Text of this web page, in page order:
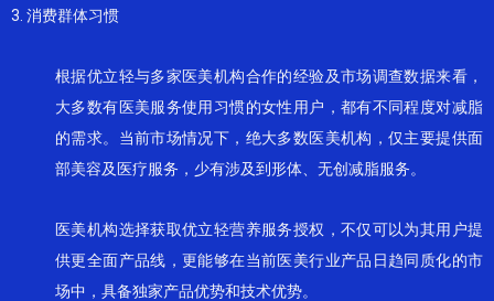
3. 消费群体习惯
根据优立轻与多家医美机构合作的经验及市场调查数据来看，
大多数有医美服务使用习惯的女性用户，都有不同程度对减脂
的需求。当前市场情况下，绝大多数医美机构，仅主要提供面
部美容及医疗服务，少有涉及到形体、无创减脂服务。
医美机构选择获取优立轻营养服务授权，不仅可以为其用户提
供更全面产品线，更能够在当前医美行业产品日趋同质化的市
场中，具备独家产品优势和技术优势。